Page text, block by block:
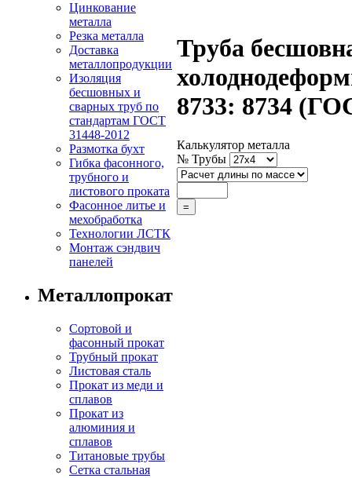
Цинкование
металла
Резка металла
Доставка
металлопродукции
Изоляция
бесшовных и
сварных труб по
стандартам ГОСТ
31448-2012
Размотка бухт
Гибка фасонного,
трубного и
листового проката
Фасонное литье и
мехобработка
Технологии ЛСТК
Монтаж сэндвич
панелей
Металлопрокат
Сортовой и
фасонный прокат
Трубный прокат
Листовая сталь
Прокат из меди и
сплавов
Прокат из
алюминия и
сплавов
Титановые трубы
Сетка стальная
Труба
8733: 8734
Калькулятор металла
№ Трубы